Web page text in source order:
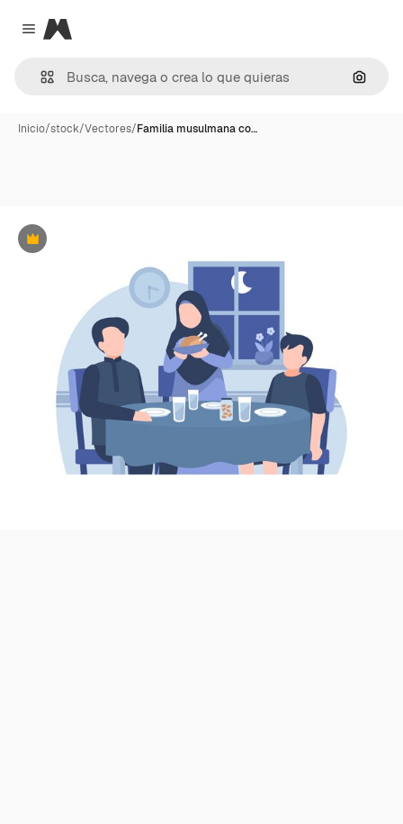
Close menu
Magnific
Inicio/stock/Vectores/Familia musulmana co…
Premium